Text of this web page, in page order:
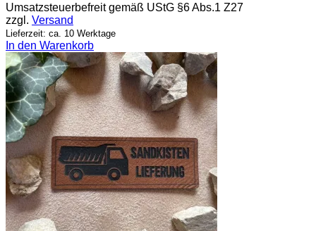
Umsatzsteuerbefreit gemäß UStG §6 Abs.1 Z27
zzgl. Versand
Lieferzeit: ca. 10 Werktage
In den Warenkorb